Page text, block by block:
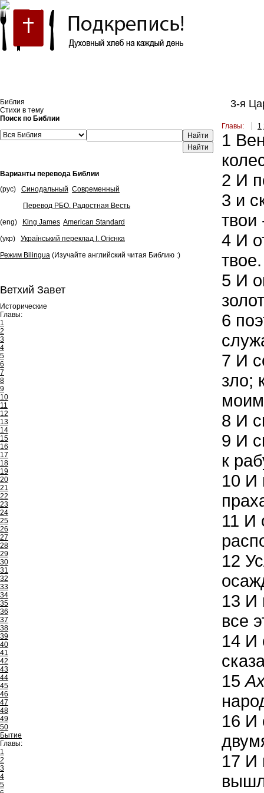
Библия
Стихи в тему
Поиск по Библии
Найти
Варианты перевода Библии
(рус)
Синодальный Современный
Перевод РБО. Радостная Весть
(eng)
King James American Standard
(укр)
Український переклад І. Огієнка
Режим Bilingua (Изучайте английский читая Библию :)
Ветхий Завет
Исторические
Главы:
1
2
3
4
5
6
7
8
9
10
11
12
13
14
15
16
17
18
19
20
21
22
23
24
25
26
27
28
29
30
31
32
33
34
35
36
37
38
39
40
41
42
43
44
45
46
47
48
49
50
Бытие
Главы:
1
2
3
4
5
3-я
Главы: 1
1
2 И
3 и
твои
4 И
твое.
5 И
6
7 И
зло;
8 И
9 И
к
10 И
11 И
12
13 И
все
14 И
15
16 И
17 И